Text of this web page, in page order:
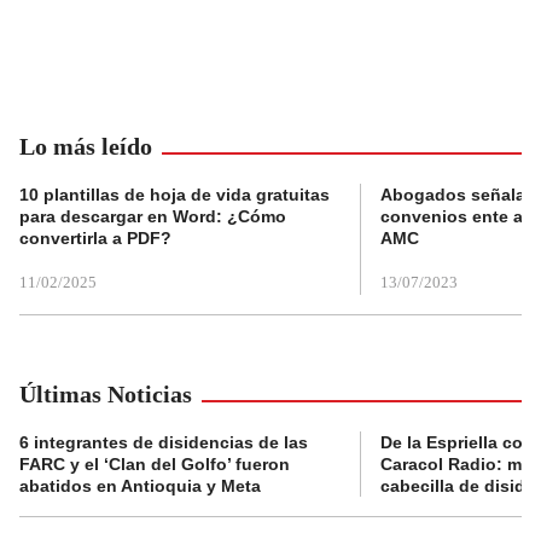
Lo más leído
10 plantillas de hoja de vida gratuitas
para descargar en Word: ¿Cómo
convertirla a PDF?
11/02/2025
Abogados
convenios ente
AMC
13/07/2023
Últimas Noticias
6 integrantes de disidencias de las
FARC y el ‘Clan del Golfo’ fueron
abatidos en Antioquia y Meta
De la Espriella
Caracol Radio:
cabecilla de